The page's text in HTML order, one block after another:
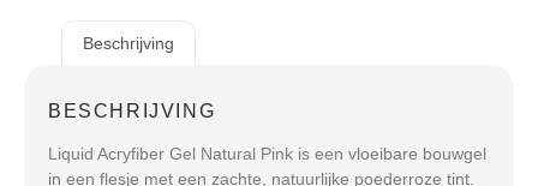
Beschrijving
BESCHRIJVING
Liquid Acryfiber Gel Natural Pink is een vloeibare bouwgel
in een flesje met een zachte, natuurlijke poederroze tint.